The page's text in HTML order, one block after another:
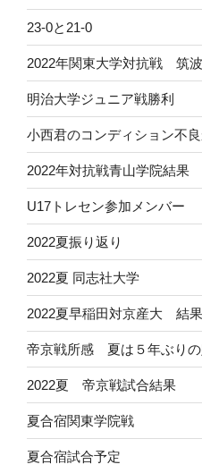
23-0と21-0
2022年関東大学対抗戦 筑
明治大学ジュニア戦勝利
小西君のコンディション不
2022年対抗戦青山学院結果
U17トレセン参加メンバー
2022夏振り返り
2022夏 同志社大学
2022夏早稲田対京産大 結果
帝京戦所感 夏は５年ぶり
2022夏 帝京戦試合結果
夏合宿関東学院戦
夏合宿試合予定